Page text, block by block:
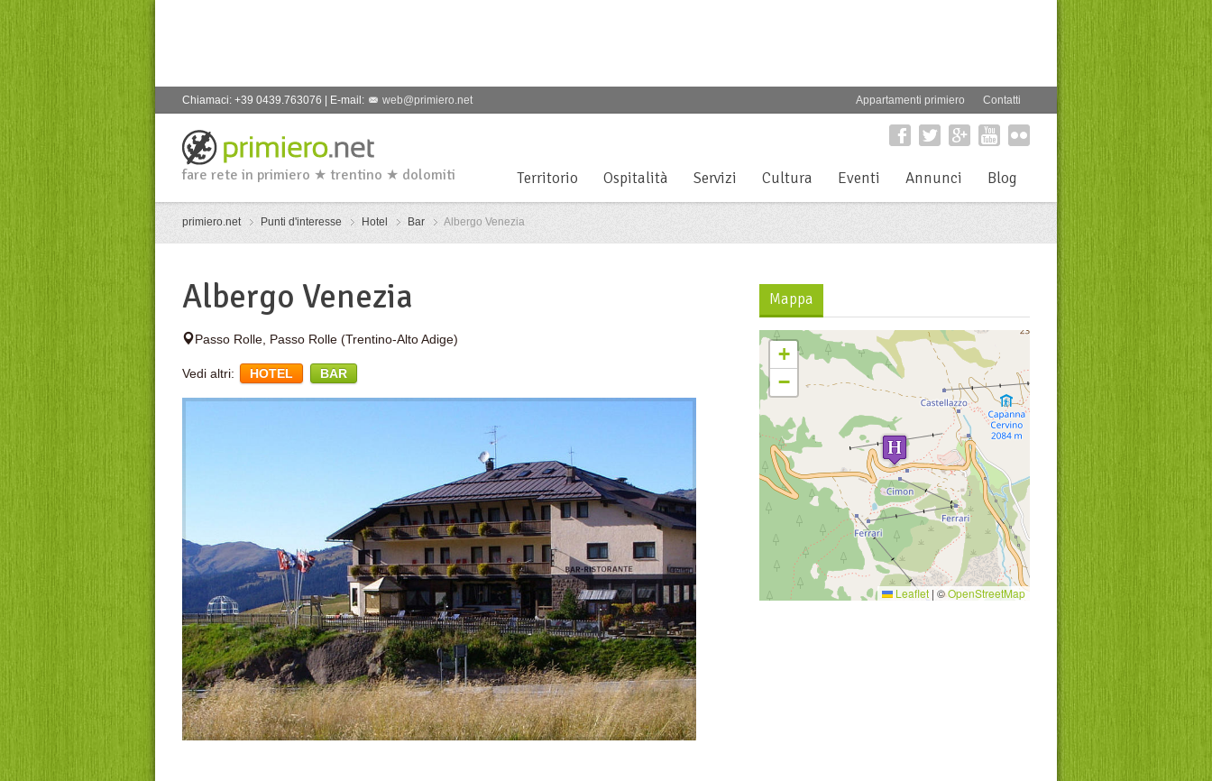
Chiamaci: +39 0439.763076 | E-mail: web@primiero.net Appartamenti primiero Contatti
fare rete in primiero ★ trentino ★ dolomiti Territorio Ospitalità Servizi Cultura Eventi Annunci Blog
primiero.net Punti d'interesse Hotel Bar Albergo Venezia
Mappa
+
−
Leaflet | ©OpenStreetMap
Albergo Venezia
Passo Rolle, Passo Rolle (Trentino-Alto Adige)
Vedi altri: HOTEL BAR